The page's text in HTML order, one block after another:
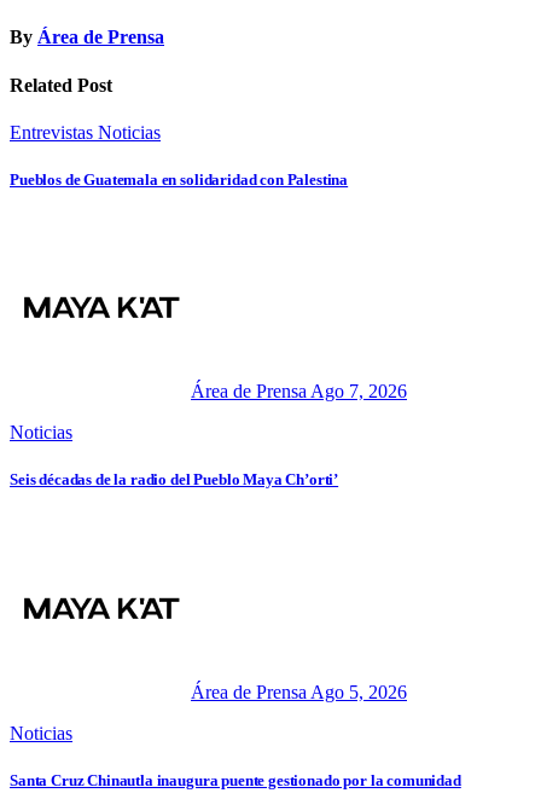
By Área de Prensa
Related Post
Entrevistas Noticias
Pueblos de Guatemala en solidaridad con Palestina
Área de Prensa Ago 7, 2026
Noticias
Seis décadas de la radio del Pueblo Maya Ch’orti’
Área de Prensa Ago 5, 2026
Noticias
Santa Cruz Chinautla inaugura puente gestionado por la comunidad